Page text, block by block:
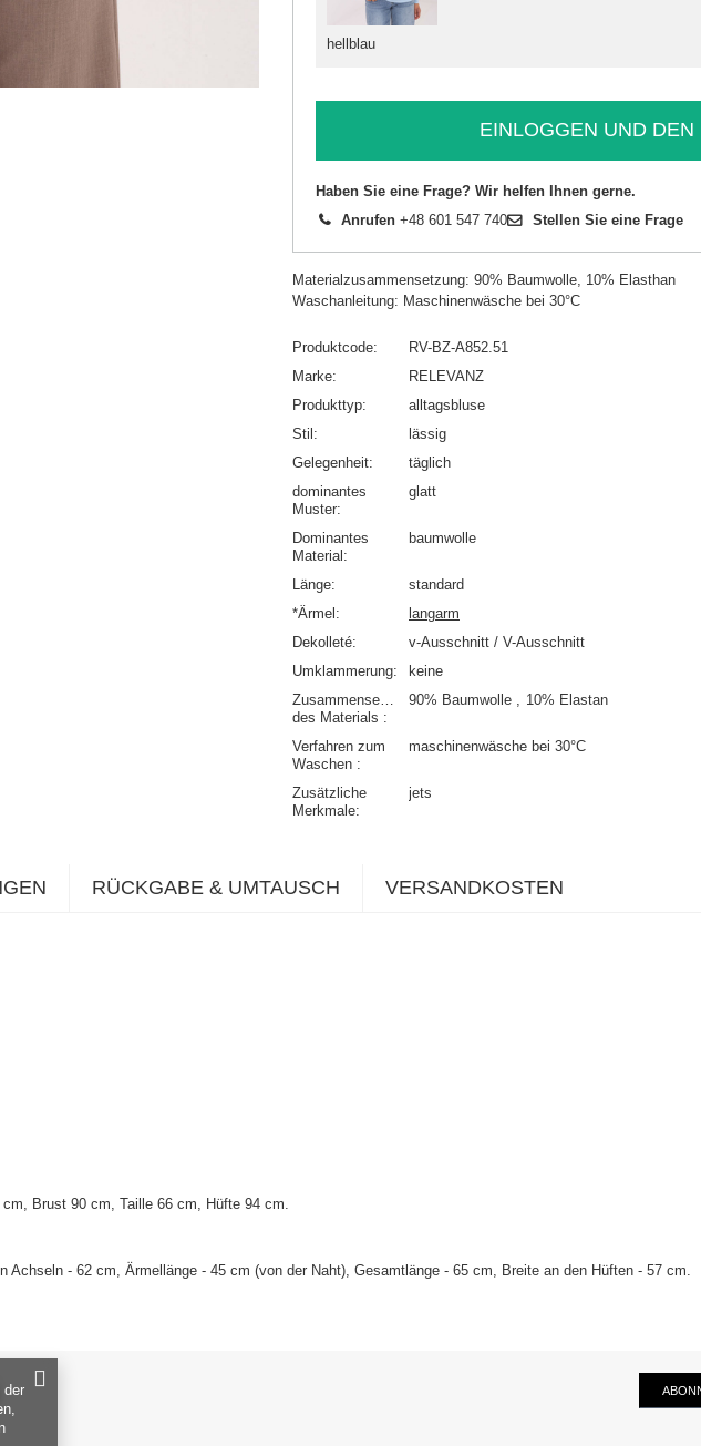
hellblau
EINLOGGEN UND DEN
Haben Sie eine Frage? Wir helfen Ihnen gerne.
Anrufen +48 601 547 740 Stellen Sie eine Frage
Materialzusammensetzung: 90% Baumwolle, 10% Elasthan
Waschanleitung: Maschinenwäsche bei 30°C
Produktcode
RV-BZ-A852.51
Marke
RELEVANZ
Produkttyp
alltagsbluse
Stil
lässig
Gelegenheit
täglich
dominantes
Muster
glatt
Dominantes
Material
baumwolle
Länge
standard
*Ärmel
langarm
Dekolleté
v-Ausschnitt / V-Ausschnitt
Umklammerung
keine
Zusammensetzung
des Materials
90% Baumwolle 10% Elastan
Verfahren zum
Waschen
maschinenwäsche bei 30°C
Zusätzliche
Merkmale
jets
RÜCKGABE & UMTAUSCH VERSANDKOSTEN
cm, Brust 90 cm, Taille 66 cm, Hüfte 94 cm
- 62 cm, Ärmellänge - 45 cm (von der Naht), Gesamtlänge - 65 cm, Breite an den Hüften - 57 cm.
der